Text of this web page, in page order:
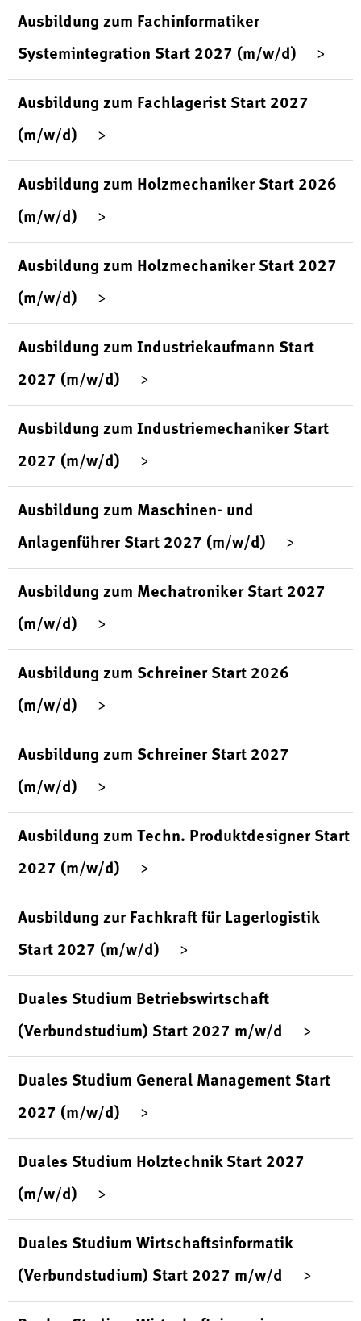
Ausbildung zum Fachinformatiker
Systemintegration Start 2027 (m/w/d)
Ausbildung zum Fachlagerist Start 2027
(m/w/d)
Ausbildung zum Holzmechaniker Start 2026
(m/w/d)
Ausbildung zum Holzmechaniker Start 2027
(m/w/d)
Ausbildung zum Industriekaufmann Start
2027 (m/w/d)
Ausbildung zum Industriemechaniker Start
2027 (m/w/d)
Ausbildung zum Maschinen- und
Anlagenführer Start 2027 (m/w/d)
Ausbildung zum Mechatroniker Start 2027
(m/w/d)
Ausbildung zum Schreiner Start 2026
(m/w/d)
Ausbildung zum Schreiner Start 2027
(m/w/d)
Ausbildung zum Techn. Produktdesigner Start
2027 (m/w/d)
Ausbildung zur Fachkraft für Lagerlogistik
Start 2027 (m/w/d)
Duales Studium Betriebswirtschaft
(Verbundstudium) Start 2027 m/w/d
Duales Studium General Management Start
2027 (m/w/d)
Duales Studium Holztechnik Start 2027
(m/w/d)
Duales Studium Wirtschaftsinformatik
(Verbundstudium) Start 2027 m/w/d